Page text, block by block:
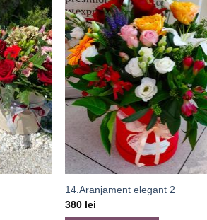
14.Aranjament elegant 2
380 lei